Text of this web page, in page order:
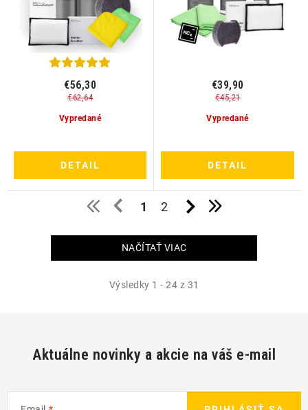
Vypredané
€56,30
€62,64
DETAIL
Vypredané
€39,90
€45,21
DETAIL
1 2
NAČÍTAŤ VIAC
Výsledky 1 - 24 z 31
Aktuálne novinky a akcie na váš e-mail